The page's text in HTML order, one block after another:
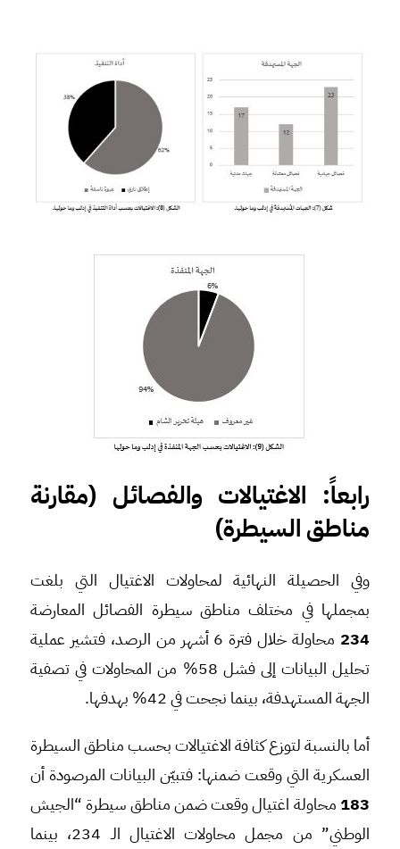
رابعاً: الاغتيالات والفصائل (مقارنة
مناطق السيطرة)
وفي الحصيلة النهائية لمحاولات الاغتيال التي بلغت
بمجملها في مختلف مناطق سيطرة الفصائل المعارضة
234
محاولة خلال فترة 6 أشهر من الرصد، فتشير عملية
تحليل البيانات إلى فشل 58% من المحاولات في تصفية
الجهة المستهدفة، بينما نجحت في 42% بهدفها.
أما بالنسبة لتوزع كثافة الاغتيالات بحسب مناطق السيطرة
العسكرية التي وقعت ضمنها: فتبيّن البيانات المرصودة أن
183 محاولة اغتيال وقعت ضمن مناطق سيطرة “الجيش
الوطني” من مجمل محاولات الاغتيال الـ 234، بينما